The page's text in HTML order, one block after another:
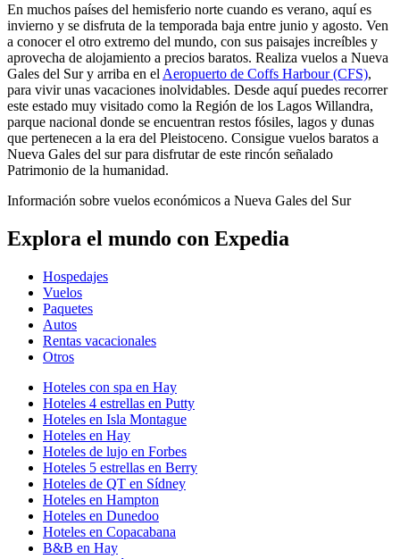
En muchos países del hemisferio norte cuando es verano, aquí es
invierno y se disfruta de la temporada baja entre junio y agosto. Ven
a conocer el otro extremo del mundo, con sus paisajes increíbles y
aprovecha de alojamiento a precios baratos. Realiza vuelos a Nueva
Gales del Sur y arriba en el Aeropuerto de Coffs Harbour (CFS),
para vivir unas vacaciones inolvidables. Desde aquí puedes recorrer
este estado muy visitado como la Región de los Lagos Willandra,
parque nacional donde se encuentran restos fósiles, lagos y dunas
que pertenecen a la era del Pleistoceno. Consigue vuelos baratos a
Nueva Gales del sur para disfrutar de este rincón señalado
Patrimonio de la humanidad.
Información sobre vuelos económicos a Nueva Gales del Sur
Explora el mundo con Expedia
Hospedajes
Vuelos
Paquetes
Autos
Rentas vacacionales
Otros
Hoteles con spa en Hay
Hoteles 4 estrellas en Putty
Hoteles en Isla Montague
Hoteles en Hay
Hoteles de lujo en Forbes
Hoteles 5 estrellas en Berry
Hoteles de QT en Sídney
Hoteles en Hampton
Hoteles en Dunedoo
Hoteles en Copacabana
B&B en Hay